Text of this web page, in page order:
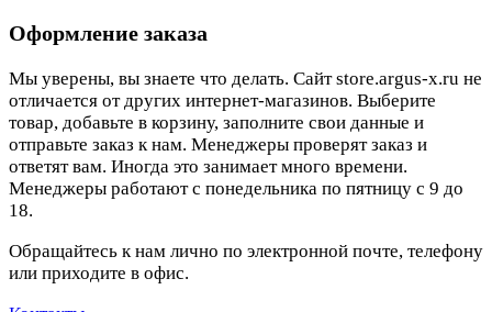
Оформление заказа
Мы уверены, вы знаете что делать. Сайт store.argus-x.ru не
отличается от других интернет-магазинов. Выберите
товар, добавьте в корзину, заполните свои данные и
отправьте заказ к нам. Менеджеры проверят заказ и
ответят вам. Иногда это занимает много времени.
Менеджеры работают с понедельника по пятницу с 9 до
18.
Обращайтесь к нам лично по электронной почте, телефону
или приходите в офис.